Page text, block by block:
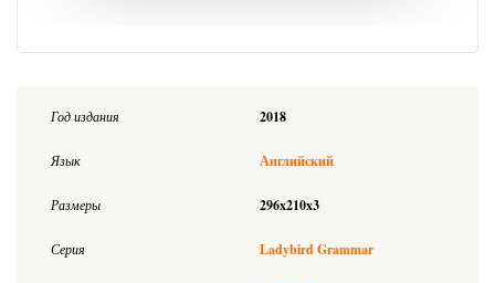
Год издания 2018
Язык Английский
Размеры 296x210x3
Серия Ladybird Grammar